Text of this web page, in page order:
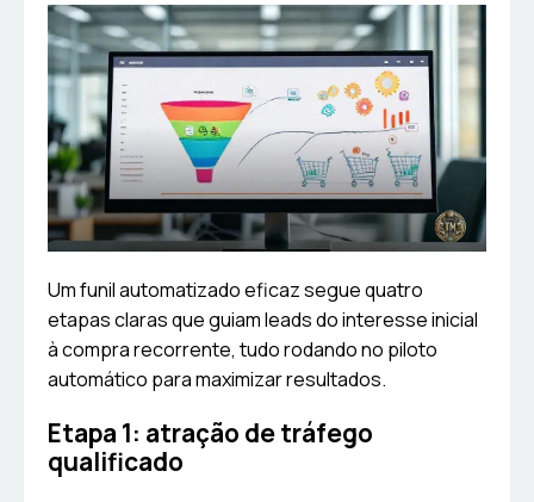
Um funil automatizado eficaz segue quatro
etapas claras que guiam leads do interesse inicial
à compra recorrente, tudo rodando no piloto
automático para maximizar resultados.
Etapa 1: atração de tráfego
qualificado